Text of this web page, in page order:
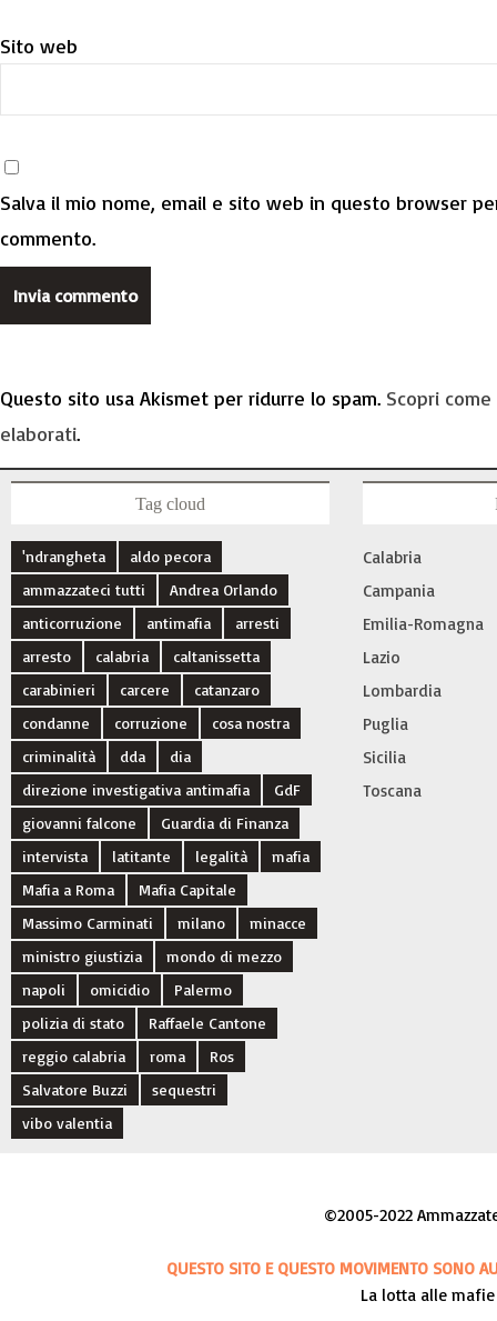
Sito web
Salva il mio nome, email e sito web in questo browser
commento.
Questo sito usa Akismet per ridurre lo spam. Scopri
elaborati.
Tag cloud
'ndrangheta
aldo pecora
ammazzateci tutti
Andrea Orlando
anticorruzione
antimafia
arresti
arresto
calabria
caltanissetta
carabinieri
carcere
catanzaro
condanne
corruzione
cosa nostra
criminalità
dda
dia
direzione investigativa antimafia
GdF
giovanni falcone
Guardia di Finanza
intervista
latitante legalità
mafia
Mafia a Roma
Mafia Capitale
Massimo Carminati
milano
minacce
ministro giustizia
mondo di mezzo
napoli
omicidio
Palermo
polizia di stato
Raffaele Cantone
reggio calabria
roma
Ros
Salvatore Buzzi
sequestri
vibo valentia
Calabria
Campania
Emilia-Romagna
Lazio
Lombardia
Puglia
Sicilia
Toscana
©2005-2022
QUESTO SITO E QUESTO MOVIMENTO SONO
La lotta alle